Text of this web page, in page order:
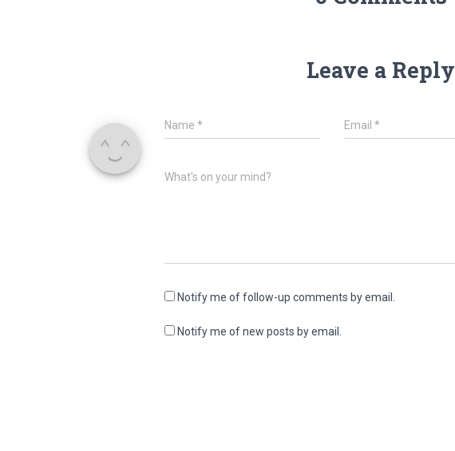
Leave a Reply
Name * Email*
What's on your mind?
Notify me of follow-up comments by email.
Notify me of new posts by email.